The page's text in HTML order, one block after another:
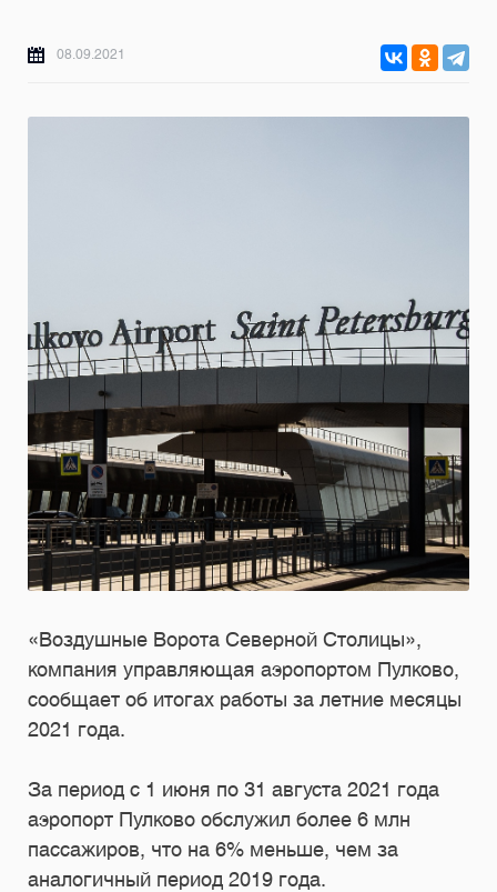
08.09.2021
«Воздушные Ворота Северной Столицы»,
компания управляющая аэропортом Пулково,
сообщает об итогах работы за летние месяцы
2021 года.
За период с 1 июня по 31 августа 2021 года
аэропорт Пулково обслужил более 6 млн
пассажиров, что на 6% меньше, чем за
аналогичный период 2019 года.